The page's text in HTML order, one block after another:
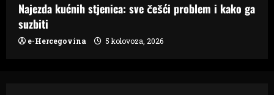
Najezda kućnih stjenica: sve češći problem i kako ga
suzbiti
e-Hercegovina 5 kolovoza, 2026